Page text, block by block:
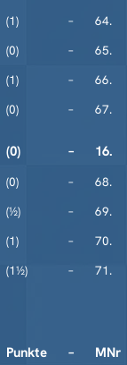
(1) –
64.
(0) –
65.
(1) –
66.
(0) – 67.
(0) – 16.
(0) –
68.
(½) –
69.
(1) –
70.
(1½) – 71.
Punkte –
MNr